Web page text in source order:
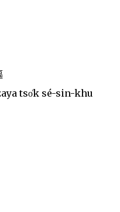
tso̍k sé-sin-khu